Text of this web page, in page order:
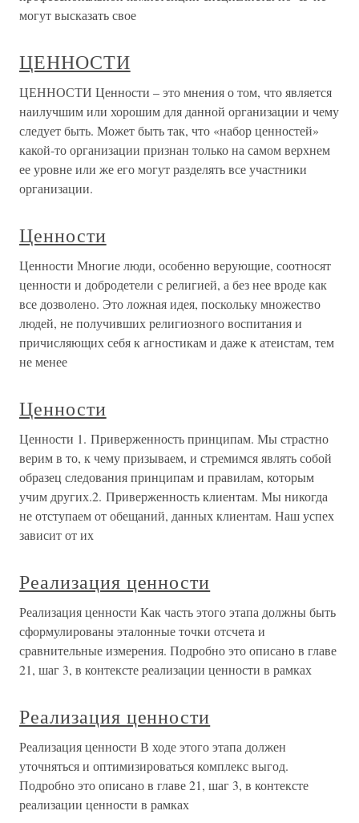
могут высказать свое
ЦЕННОСТИ
ЦЕННОСТИ Ценности – это мнения о том, что является
наилучшим или хорошим для данной организации и чему
следует быть. Может быть так, что «набор ценностей»
какой-то организации признан только на самом верхнем
ее уровне или же его могут разделять все участники
организации.
Ценности
Ценности Многие люди, особенно верующие, соотносят
ценности и добродетели с религией, а без нее вроде как
все дозволено. Это ложная идея, поскольку множество
людей, не получивших религиозного воспитания и
причисляющих себя к агностикам и даже к атеистам, тем
не менее
Ценности
Ценности 1. Приверженность принципам. Мы страстно
верим в то, к чему призываем, и стремимся являть собой
образец следования принципам и правилам, которым
учим других.2. Приверженность клиентам. Мы никогда
не отступаем от обещаний, данных клиентам. Наш успех
зависит от их
Реализация ценности
Реализация ценности Как часть этого этапа должны быть
сформулированы эталонные точки отсчета и
сравнительные измерения. Подробно это описано в главе
21, шаг 3, в контексте реализации ценности в рамках
Реализация ценности
Реализация ценности В ходе этого этапа должен
уточняться и оптимизироваться комплекс выгод.
Подробно это описано в главе 21, шаг 3, в контексте
реализации ценности в рамках